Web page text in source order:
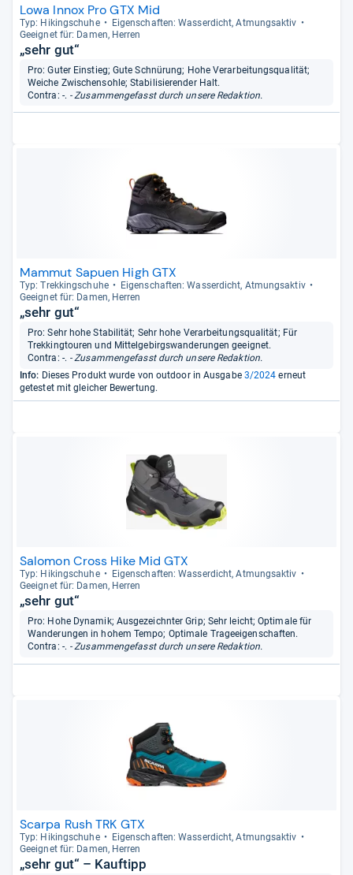
Lowa Innox Pro GTX Mid
Typ: Hikingschuhe
Eigen­schaf­ten: Was­ser­dicht, Atmungs­ak­tiv
Geeig­net für: Damen, Her­ren
„sehr gut“
Pro: Guter Einstieg; Gute Schnürung; Hohe Verarbeitungsqualität;
Weiche Zwischensohle; Stabilisierender Halt.
Contra: -. - Zusammengefasst durch unsere Redaktion.
Mammut Sapuen High GTX
Typ: Trek­kingschuhe
Eigen­schaf­ten: Was­ser­dicht, Atmungs­ak­tiv
Geeig­net für: Damen, Her­ren
„sehr gut“
Pro: Sehr hohe Stabilität; Sehr hohe Verarbeitungsqualität; Für
Trekkingtouren und Mittelgebirgswanderungen geeignet.
Contra: -. - Zusammengefasst durch unsere Redaktion.
Info: Dieses Produkt wurde von outdoor in Ausgabe 3/2024 erneut
getestet mit gleicher Bewertung.
Salomon Cross Hike Mid GTX
Typ: Hikingschuhe
Eigen­schaf­ten: Was­ser­dicht, Atmungs­ak­tiv
Geeig­net für: Damen, Her­ren
„sehr gut“
Pro: Hohe Dynamik; Ausgezeichnter Grip; Sehr leicht; Optimale für
Wanderungen in hohem Tempo; Optimale Trageeigenschaften.
Contra: -. - Zusammengefasst durch unsere Redaktion.
Scarpa Rush TRK GTX
Typ: Hikingschuhe
Eigen­schaf­ten: Was­ser­dicht, Atmungs­ak­tiv
Geeig­net für: Damen, Her­ren
„sehr gut“ – Kauftipp